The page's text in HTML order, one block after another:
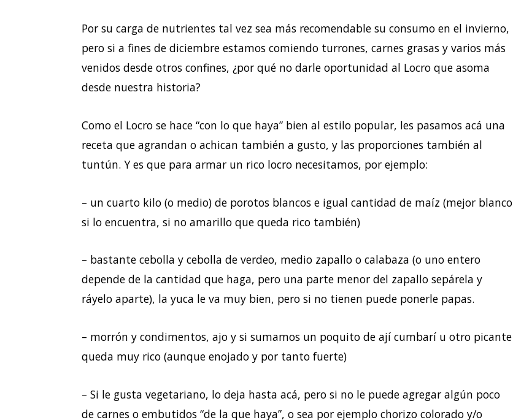
Por su carga de nutrientes tal vez sea más recomendable su consumo en el invierno,
pero si a fines de diciembre estamos comiendo turrones, carnes grasas y varios más
venidos desde otros confines, ¿por qué no darle oportunidad al Locro que asoma
desde nuestra historia?
Como el Locro se hace “con lo que haya” bien al estilo popular, les pasamos acá una
receta que agrandan o achican también a gusto, y las proporciones también al
tuntún. Y es que para armar un rico locro necesitamos, por ejemplo:
– un cuarto kilo (o medio) de porotos blancos e igual cantidad de maíz (mejor blanco
si lo encuentra, si no amarillo que queda rico también)
– bastante cebolla y cebolla de verdeo, medio zapallo o calabaza (o uno entero
depende de la cantidad que haga, pero una parte menor del zapallo sepárela y
ráyelo aparte), la yuca le va muy bien, pero si no tienen puede ponerle papas.
– morrón y condimentos, ajo y si sumamos un poquito de ají cumbarí u otro picante
queda muy rico (aunque enojado y por tanto fuerte)
– Si le gusta vegetariano, lo deja hasta acá, pero si no le puede agregar algún poco
de carnes o embutidos “de la que haya”, o sea por ejemplo chorizo colorado y/o